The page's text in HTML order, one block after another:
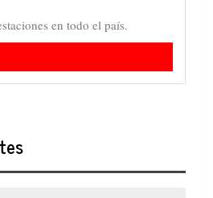
en todo el país.